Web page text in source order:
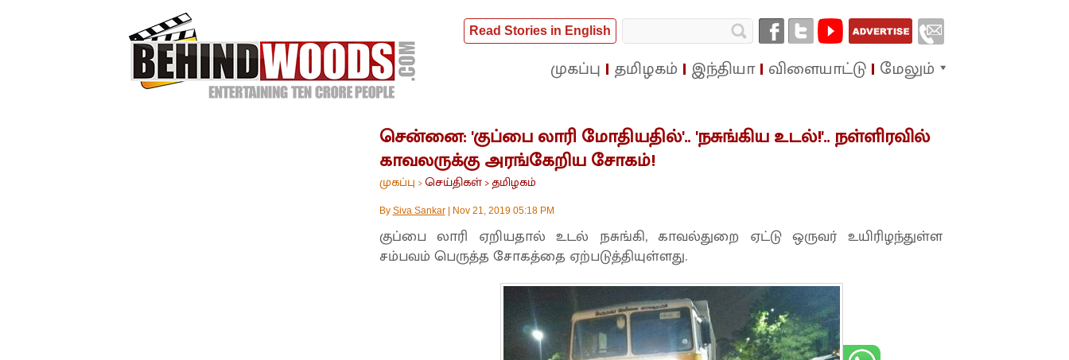
Read Stories in English
முகப்பு தமிழகம் இந்தியா விளையாட்டு மேலும்
சென்னை: 'குப்பை லாரி மோதியதில்'.. 'நசுங்கிய உடல்!'.. நள்ளிரவில்
காவலருக்கு அரங்கேறிய சோகம்!
முகப்பு >செய்திகள்>தமிழகம்
By Siva Sankar| Nov 21, 2019 05:18 PM
குப்பை லாரி ஏறியதால் உடல் நசுங்கி, காவல்துறை ஏட்டு ஒருவர் உயிரிழந்துள்ள
சம்பவம் பெருத்த சோகத்தை ஏற்படுத்தியுள்ளது.